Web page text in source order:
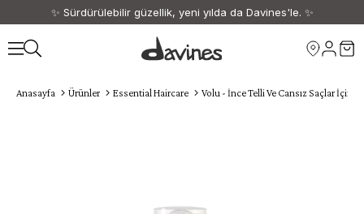
✨ Sürdürülebilir güzellik, yeni yılda da Davines'le. ✨
Anasayfa Ürünler Essential Haircare Volu - İnce Telli Ve Cansız Saçlar İçin